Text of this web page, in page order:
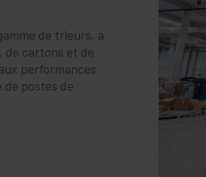
de trieurs, à
de cartons et de
performances
de postes de